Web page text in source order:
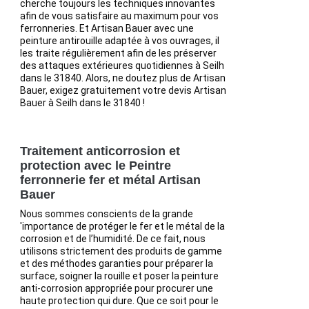
cherche toujours les techniques innovantes
afin de vous satisfaire au maximum pour vos
ferronneries. Et Artisan Bauer avec une
peinture antirouille adaptée à vos ouvrages, il
les traite régulièrement afin de les préserver
des attaques extérieures quotidiennes à Seilh
dans le 31840. Alors, ne doutez plus de Artisan
Bauer, exigez gratuitement votre devis Artisan
Bauer à Seilh dans le 31840 !
Traitement anticorrosion et
protection avec le Peintre
ferronnerie fer et métal Artisan
Bauer
Nous sommes conscients de la grande
'importance de protéger le fer et le métal de la
corrosion et de l’humidité. De ce fait, nous
utilisons strictement des produits de gamme
et des méthodes garanties pour préparer la
surface, soigner la rouille et poser la peinture
anti-corrosion appropriée pour procurer une
haute protection qui dure. Que ce soit pour le